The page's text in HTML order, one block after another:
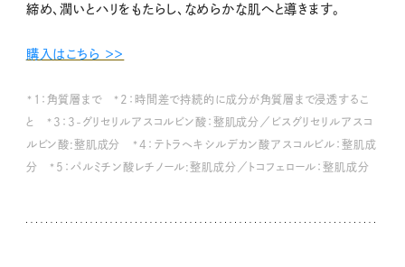
締め、潤いとハリをもたらし、なめらかな肌へと導きます。
購入はこちら ＞＞
*1：角質層まで *2：時間差で持続的に成分が角質層まで浸透するこ
と *3：3-グリセリルアスコルビン酸：整肌成分／ビスグリセリルアスコ
ルビン酸:整肌成分 *4：テトラヘキシルデカン酸アスコルビル：整肌成
分 *5：パルミチン酸レチノール:整肌成分／トコフェロール：整肌成分